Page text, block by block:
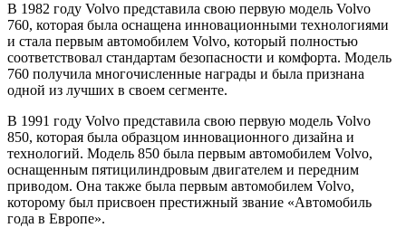
В 1982 году Volvo представила свою первую модель Volvo
760, которая была оснащена инновационными технологиями
и стала первым автомобилем Volvo, который полностью
соответствовал стандартам безопасности и комфорта. Модель
760 получила многочисленные награды и была признана
одной из лучших в своем сегменте.
В 1991 году Volvo представила свою первую модель Volvo
850, которая была образцом инновационного дизайна и
технологий. Модель 850 была первым автомобилем Volvo,
оснащенным пятицилиндровым двигателем и передним
приводом. Она также была первым автомобилем Volvo,
которому был присвоен престижный звание «Автомобиль
года в Европе».